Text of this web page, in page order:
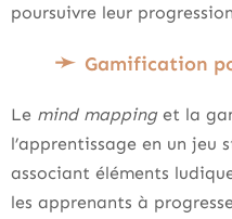
poursuivre leur
Gamification
Le mind mappinget la
l’apprentissage en un jeu
associant éléments
les apprenants à